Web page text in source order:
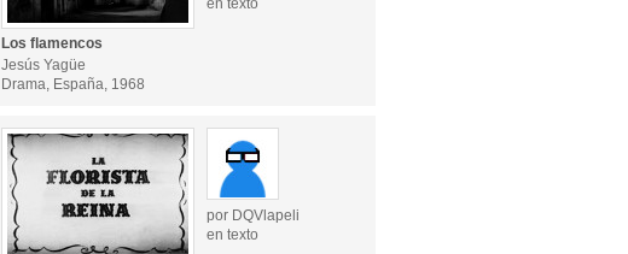
en texto
Los flamencos
Jesús Yagüe
Drama, España, 1968
por DQVlapeli
en texto